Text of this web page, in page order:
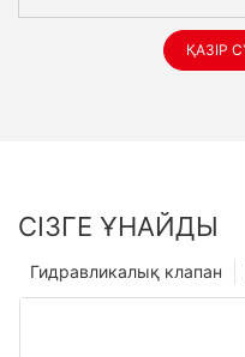
ҚАЗІР
СІЗГЕ ҰНАЙДЫ
Гидравликалық клапан